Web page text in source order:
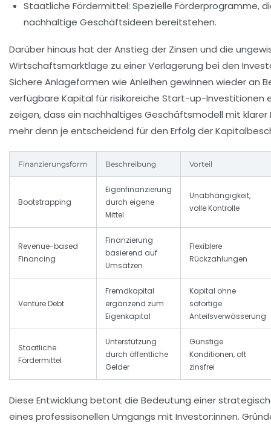
Staatliche Fördermittel: Spezielle Förderprogramme,
nachhaltige Geschäftsideen bereitstehen.
Darüber hinaus hat der Anstieg der Zinsen und die
Wirtschaftsmarktlage zu einer Verlagerung bei den
Sichere Anlageformen wie Anleihen gewinnen wieder an
verfügbare Kapital für risikoreiche Start-up-Investitionen
zeigen, dass ein nachhaltiges Geschäftsmodell mit
mehr denn je entscheidend für den Erfolg der
Finanzierungsform Beschreibung Vorteil
Bootstrapping
Eigenfinanzierung
durch eigene
Mittel
Unabhängigkeit,
volle Kontrolle
Revenue-based
Financing
Finanzierung
basierend auf
Umsätzen
Flexiblere
Rückzahlungen
Venture Debt
Fremdkapital
ergänzend zum
Eigenkapital
Kapital ohne
sofortige
Anteilsverwässerung
Staatliche
Fördermittel
Unterstützung
durch öffentliche
Gelder
Günstige
Konditionen, oft
zinsfrei
Diese Entwicklung betont die Bedeutung einer
eines professisonellen Umgangs mit Investor:innen.